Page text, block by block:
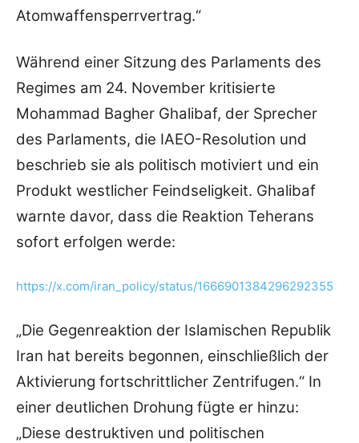
Atomwaffensperrvertrag.“
Während einer Sitzung des Parlaments des
Regimes am 24. November kritisierte
Mohammad Bagher Ghalibaf, der Sprecher
des Parlaments, die IAEO-Resolution und
beschrieb sie als politisch motiviert und ein
Produkt westlicher Feindseligkeit. Ghalibaf
warnte davor, dass die Reaktion Teherans
sofort erfolgen werde:
https://x.com/iran_policy/status/1666901384296292355
„Die Gegenreaktion der Islamischen Republik
Iran hat bereits begonnen, einschließlich der
Aktivierung fortschrittlicher Zentrifugen.“ In
einer deutlichen Drohung fügte er hinzu:
„Diese destruktiven und politischen